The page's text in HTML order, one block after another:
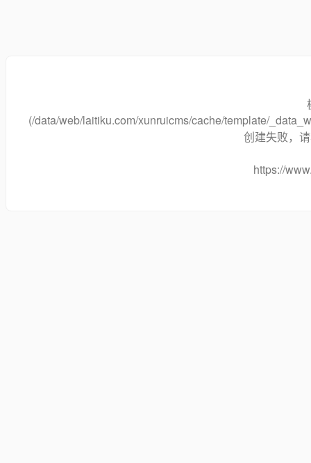
(/data/web/laitiku.com/xunruicms/cache/template/
创建失败，
https://